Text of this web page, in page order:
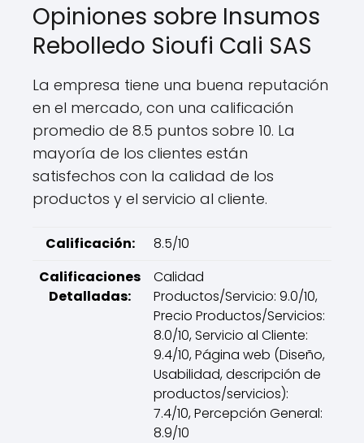
Opiniones sobre Insumos
Rebolledo Sioufi Cali SAS
La empresa tiene una buena reputación
en el mercado, con una calificación
promedio de 8.5 puntos sobre 10. La
mayoría de los clientes están
satisfechos con la calidad de los
productos y el servicio al cliente.
Calificación:
8.5/10
Calificaciones
Detalladas:
Calidad
Productos/Servicio: 9.0/10,
Precio Productos/Servicios:
8.0/10, Servicio al Cliente:
9.4/10, Página web (Diseño,
Usabilidad, descripción de
productos/servicios):
7.4/10, Percepción General:
8.9/10